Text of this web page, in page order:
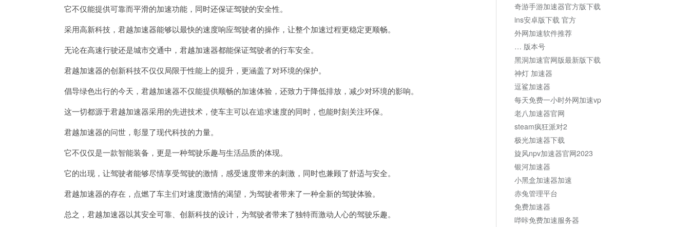
它不仅能提供可靠而平滑的加速功能，同时还保证驾驶的安全性。
采用高新科技，君越加速器能够以最快的速度响应驾驶者的操作，让整个加速过程更稳定更顺畅。
无论在高速行驶还是城市交通中，君越加速器都能保证驾驶者的行车安全。
君越加速器的创新科技不仅仅局限于性能上的提升，更涵盖了对环境的保护。
倡导绿色出行的今天，君越加速器不仅能提供顺畅的加速体验，还致力于降低排放，减少对环境的影响。
这一切都源于君越加速器采用的先进技术，使车主可以在追求速度的同时，也能时刻关注环保。
君越加速器的问世，彰显了现代科技的力量。
它不仅仅是一款智能装备，更是一种驾驶乐趣与生活品质的体现。
它的出现，让驾驶者能够尽情享受驾驶的激情，感受速度带来的刺激，同时也兼顾了舒适与安全。
君越加速器的存在，点燃了车主们对速度激情的渴望，为驾驶者带来了一种全新的驾驶体验。
总之，君越加速器以其安全可靠、创新科技的设计，为驾驶者带来了独特而激动人心的驾驶乐趣。
奇游手游加速器官方版下载
ins安卓版下载 官方
外网加速软件推荐
… 版本号
黑洞加速官网版最新版下载
神灯 加速器
逗鲨加速器
每天免费一小时外网加速vp
老八加速器官网
steam疯狂派对2
极光加速器下载
旋风npv加速器官网2023
银河加速器
小黑盒加速器加速
赤兔管理平台
免费加速器
哔咔免费加速服务器